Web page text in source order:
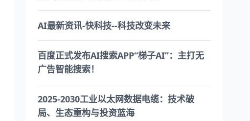
AI最新资讯-快科技--科技改变未来
百度正式发布AI搜索APP“梯子AI”：主打无
广告智能搜索！
2025-2030工业以太网数据电缆：技术破
局、生态重构与投资蓝海